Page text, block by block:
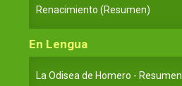
Renacimiento (Resumen)
En Lengua
La Odisea de Homero - Resumen